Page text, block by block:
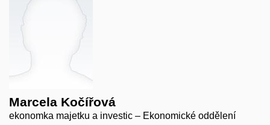
Marcela Kočířová
ekonomka majetku a investic – Ekonomické oddělení